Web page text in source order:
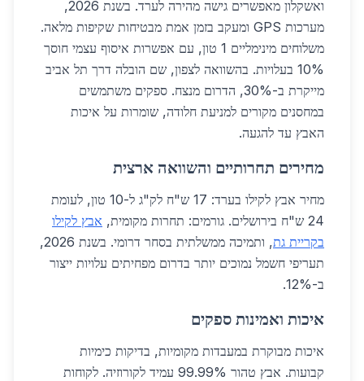
ואשקלון מאפשרים גישה מהירה לערד. בשנת 2026,
מערכות GPS ומעקב בזמן אמת מבטיחות שקיפות מלאה.
משלוחים מינימליים 1 טון, עם אפשרות איסוף עצמי חוסך
10% בעלויות. בהשוואה לצפון, שם הובלה דרך תל אביב
מייקרת ב-30%, הדרום מנצח. ספקים משתמשים
במחסנים מקורים למניעת חלודה, שומרות על איכות
האבץ עד להגעה.
מחירים תחרותיים והשוואה ארצית
מחיר אבץ לקילו בערד: 17 ש"ח לק"ג ל-10 טון, לעומת
24 ש"ח בירושלים. גורמים: תחרות מקומית,
אבץ לקילו
בקריית גת
, ותמיכה ממשלתית בסחר דרומי. בשנת 2026,
תעריפי חשמל נמוכים יותר בדרום מפחיתים עלויות ייצור
ב-12%.
איכות ואמינות ספקים
איכות מבוקרת במעבדות מקומיות, בדיקות כימיות
קבועות. אבץ טהור 99.99% עמיד לקורוזיה. לקוחות